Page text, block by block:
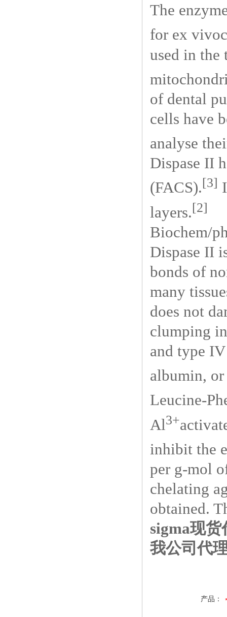
The
for ex vivo
used in the
of dental
cells have
analyse
Dispase II
(FACS).[3]
layers.[2]
Biochem/
Dispase II
bonds of
many
does not
clumping
and type
albumin,
Leucine-
Al3+
inhibit the
per g-mol
chelating
obtained.
sigma现货
我公司代
产品：